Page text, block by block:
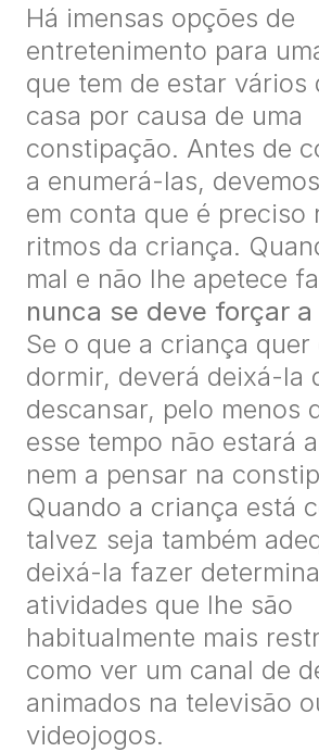
Há imensas opções de
entretenimento para
que tem de estar vários
casa por causa de uma
constipação. Antes de
a enumerá-las,
em conta que é preciso
ritmos da criança.
mal e não lhe apetece
nunca se deve forçar
Se o que a criança quer
dormir, deverá deixá-la
descansar, pelo menos
esse tempo não estará
nem a pensar na
Quando a criança está
talvez seja também
deixá-la fazer
atividades que lhe são
habitualmente mais
como ver um canal de
animados na televisão
videojogos.